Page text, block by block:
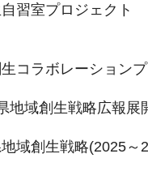
習室プロジェクト
コラボレーション
地域創生戦略広報展
域創生戦略(2025～